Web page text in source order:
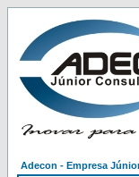
Adecon - Empresa